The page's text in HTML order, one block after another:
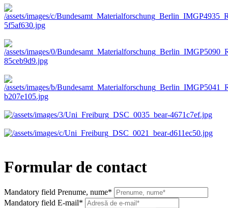
Formular de contact
Mandatory field Prenume, nume*
Mandatory field E-mail*